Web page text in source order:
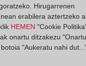
Hirugarrenen
erabilera aztertzeko
HEMEN "Cookie
onartu ditzakezu
"Aukeratu nahi